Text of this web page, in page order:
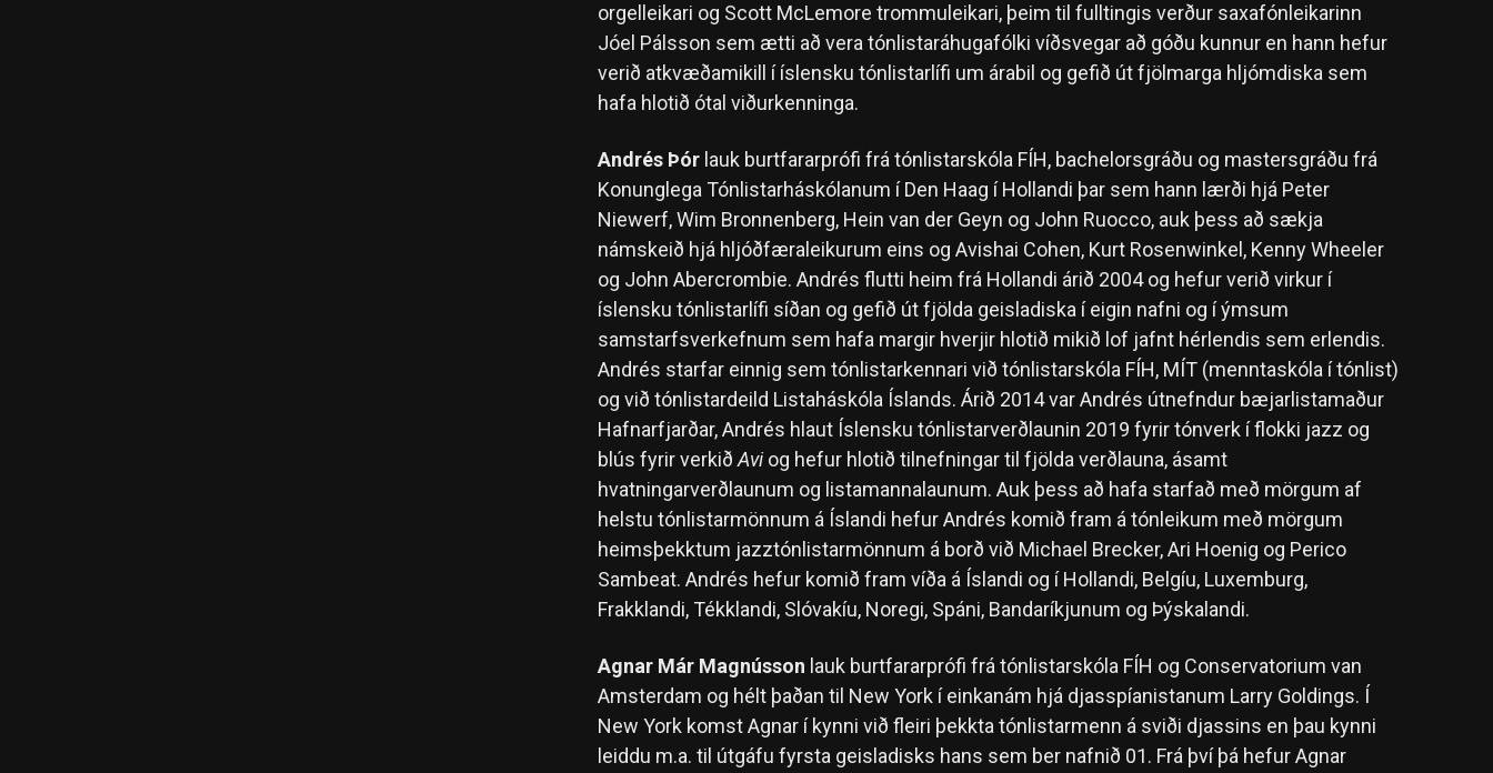
orgelleikari og Scott McLemore trommuleikari, þeim til fulltingis verður saxafónleikarinn
Jóel Pálsson sem ætti að vera tónlistaráhugafólki víðsvegar að góðu kunnur en hann hefur
verið atkvæðamikill í íslensku tónlistarlífi um árabil og gefið út fjölmarga hljómdiska sem
hafa hlotið ótal viðurkenninga.
Andrés Þórlauk burtfararprófi frá tónlistarskóla FÍH, bachelorsgráðu og mastersgráðu frá
Konunglega Tónlistarháskólanum í Den Haag í Hollandi þar sem hann lærði hjá Peter
Niewerf, Wim Bronnenberg, Hein van der Geyn og John Ruocco, auk þess að sækja
námskeið hjá hljóðfæraleikurum eins og Avishai Cohen, Kurt Rosenwinkel, Kenny Wheeler
og John Abercrombie. Andrés flutti heim frá Hollandi árið 2004 og hefur verið virkur í
íslensku tónlistarlífi síðan og gefið út fjölda geisladiska í eigin nafni og í ýmsum
samstarfsverkefnum sem hafa margir hverjir hlotið mikið lof jafnt hérlendis sem erlendis.
Andrés starfar einnig sem tónlistarkennari við tónlistarskóla FÍH, MÍT (menntaskóla í tónlist)
og við tónlistardeild Listaháskóla Íslands. Árið 2014 var Andrés útnefndur bæjarlistamaður
Hafnarfjarðar, Andrés hlaut Íslensku tónlistarverðlaunin 2019 fyrir tónverk í flokki jazz og
blús fyrir verkiðAviog hefur hlotið tilnefningar til fjölda verðlauna, ásamt
hvatningarverðlaunum og listamannalaunum. Auk þess að hafa starfað með mörgum af
helstu tónlistarmönnum á Íslandi hefur Andrés komið fram á tónleikum með mörgum
heimsþekktum jazztónlistarmönnum á borð við Michael Brecker, Ari Hoenig og Perico
Sambeat. Andrés hefur komið fram víða á Íslandi og í Hollandi, Belgíu, Luxemburg,
Frakklandi, Tékklandi, Slóvakíu, Noregi, Spáni, Bandaríkjunum og Þýskalandi.
Agnar Már Magnússon lauk burtfararprófi frá tónlistarskóla FÍH og Conservatorium van
Amsterdam og hélt þaðan til New York í einkanám hjá djasspíanistanum Larry Goldings. Í
New York komst Agnar í kynni við fleiri þekkta tónlistarmenn á sviði djassins en þau kynni
leiddu m.a. til útgáfu fyrsta geisladisks hans sem ber nafnið 01. Frá því þá hefur Agnar